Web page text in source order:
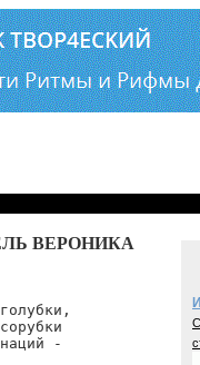
ВЕРОНИКА
-